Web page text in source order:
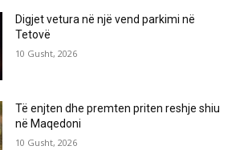
Digjet vetura në një vend parkimi në
Tetovë
10 Gusht, 2026
Të enjten dhe premten priten reshje shiu
në Maqedoni
10 Gusht, 2026